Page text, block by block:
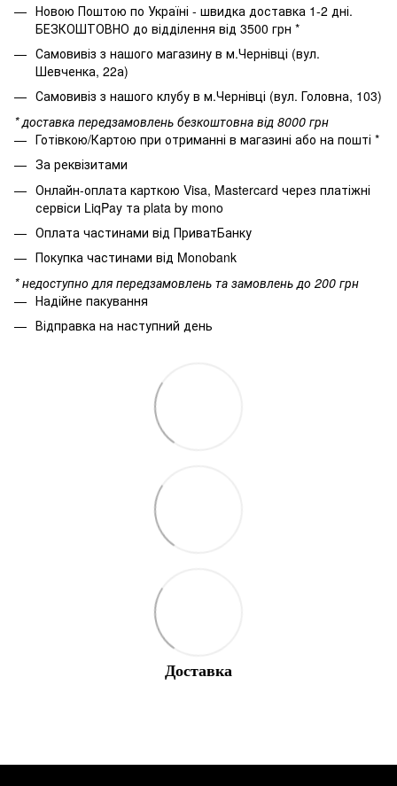
Новою Поштою по Україні - швидка доставка 1-2 дні.
БЕЗКОШТОВНО до відділення від 3500 грн *
Самовивіз з нашого магазину в м.Чернівці (вул.
Шевченка, 22а)
Самовивіз з нашого клубу в м.Чернівці (вул. Головна, 103)
* доставка передзамовлень безкоштовна від 8000 грн
Готівкою/Картою при отриманні в магазині або на пошті *
За реквізитами
Онлайн-оплата карткою Visa, Mastercard через платіжні
сервіси LiqPay та plata by mono
Оплата частинами від ПриватБанку
Покупка частинами від Monobank
* недоступно для передзамовлень та замовлень до 200 грн
Надійне пакування
Відправка на наступний день
Доставка